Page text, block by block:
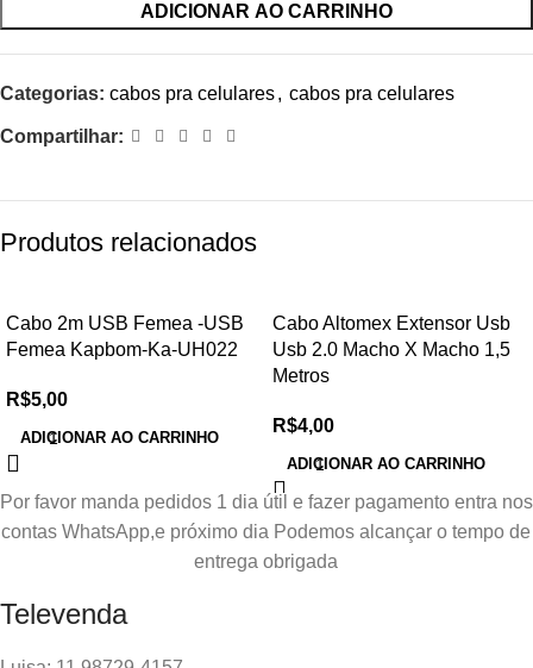
ADICIONAR AO CARRINHO
Categorias: cabos pra celulares, cabos pra celulares
Compartilhar:
Produtos relacionados
Cabo 2m USB Femea -USB
Femea Kapbom-Ka-UH022
R$5,00
ADICIONAR AO CARRINHO
Cabo Altomex Extensor Usb
Usb 2.0 Macho X Macho 1,5
Metros
R$4,00
ADICIONAR AO CARRINHO
Por favor manda pedidos 1 dia útil e fazer pagamento entra nos
contas WhatsApp,e próximo dia Podemos alcançar o tempo de
entrega obrigada
Televenda